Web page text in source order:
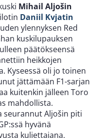
Mihail Aljošin
Daniil Kvjatin
ylennyksen Red
kuskilupauksen
päätökseensä
heikkojen
Kyseessä oli jo toinen
jättämään F1-sarjan
kuitenkin jälleen Toro
mahdollista.
seurannut Aljošin piti
hyvänä
kuljettajana.